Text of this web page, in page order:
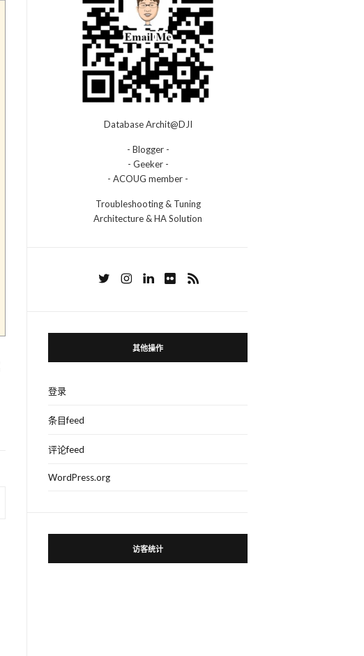
Database Archit@DJI
- Blogger -
- Geeker -
- ACOUG member -
Troubleshooting & Tuning
Architecture & HA Solution
其他操作
登录
条目feed
评论feed
WordPress.org
访客统计